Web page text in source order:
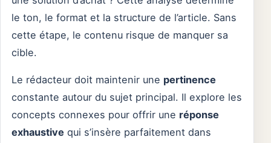
le ton, le format et la structure de l’article. Sans
cette étape, le contenu risque de manquer sa
cible.
Le rédacteur doit maintenir une pertinence
constante autour du sujet principal. Il explore les
concepts connexes pour offrir une réponse
exhaustive qui s’insère parfaitement dans